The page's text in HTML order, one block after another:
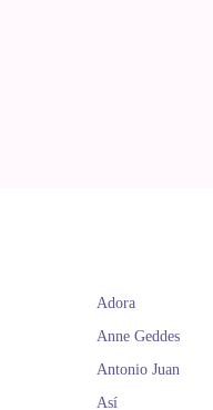
Adora
Anne Geddes
Antonio Juan
Así